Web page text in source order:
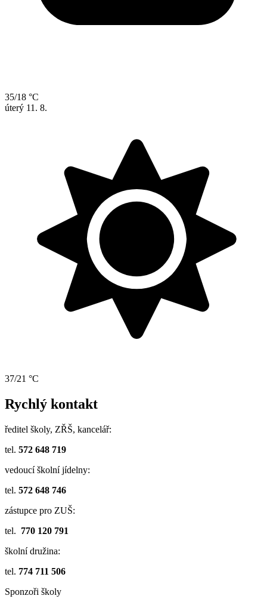
35/18 °C
úterý 11. 8.
37/21 °C
Rychlý kontakt
ředitel školy, ZŘŠ, kancelář:
tel. 572 648 719
vedoucí školní jídelny:
tel. 572 648 746
zástupce pro ZUŠ:
tel. 770 120 791
školní družina:
tel. 774 711 506
Sponzoři školy